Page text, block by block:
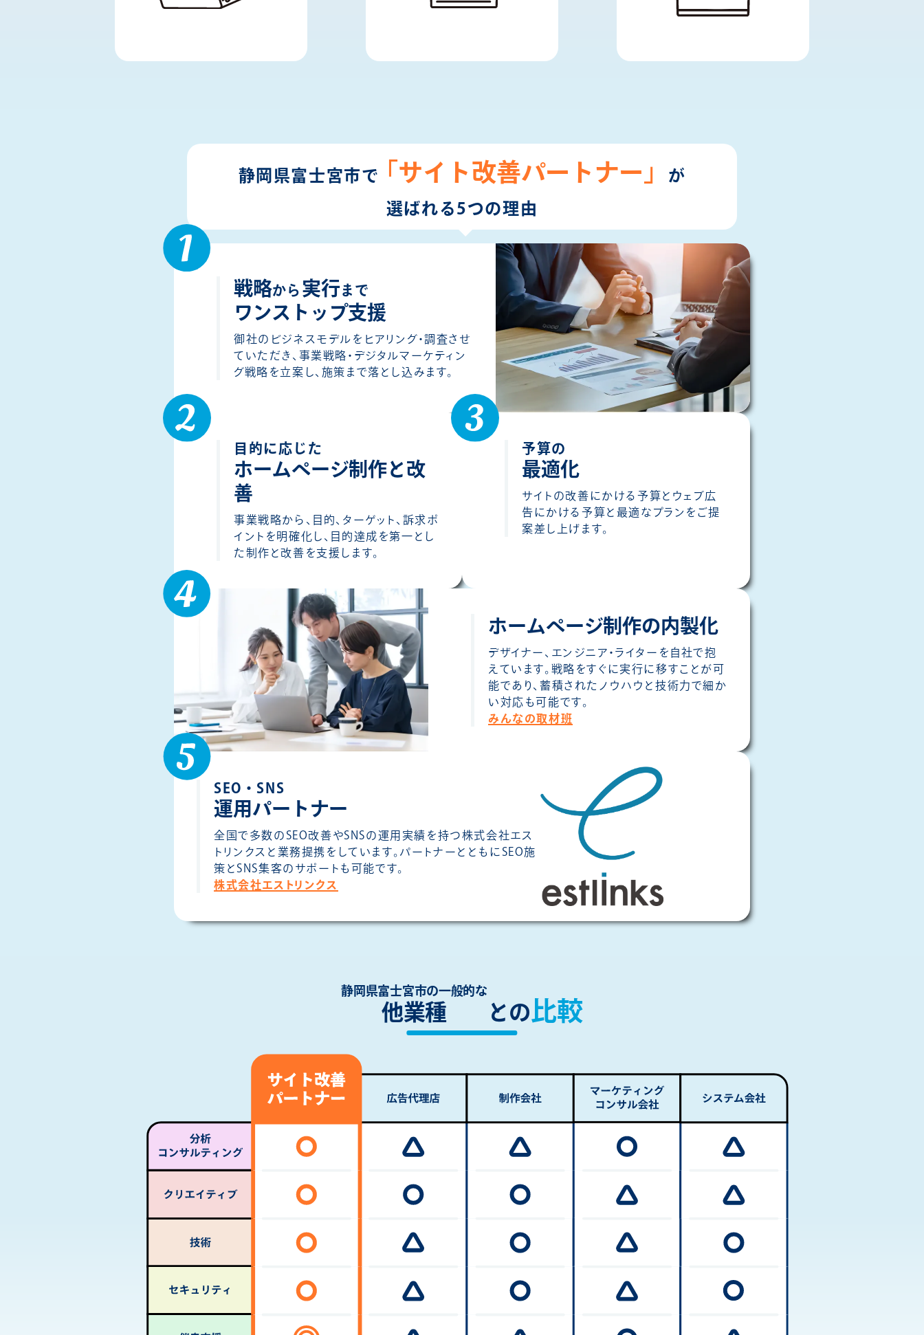
静岡県富士宮市で「サイト改善パートナー」
が
選ばれる5つの理由
戦略から 実行まで
ワンストップ支援
御社のビジネスモデルをヒアリング・調査させ
ていただき、事業戦略・デジタルマーケティン
グ戦略を立案し、施策まで落とし込みます。
目的に応じた
ホームページ制作と改
善
事業戦略から、目的、ターゲット、訴求ポ
イントを明確化し、目的達成を第一とし
た制作と改善を支援します。
予算の
最適化
サイトの改善にかける予算とウェブ広
告にかける予算と最適なプランをご提
案差し上げます。
ホームページ制作の内製化
デザイナー、エンジニア・ライターを自社で抱
えています。戦略をすぐに実行に移すことが可
能であり、蓄積されたノウハウと技術力で細か
い対応も可能です。
みんなの取材班
SEO・SNS
運用パートナー
全国で多数のSEO改善やSNSの運用実績を持つ株式会社エス
トリンクスと業務提携をしています。パートナーとともにSEO施
策とSNS集客のサポートも可能です。
株式会社エストリンクス
静岡県富士宮市の一般的な
他業種 との 比較